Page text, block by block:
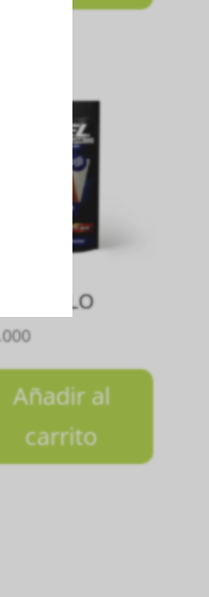
GEMELO
Añadir al
carrito